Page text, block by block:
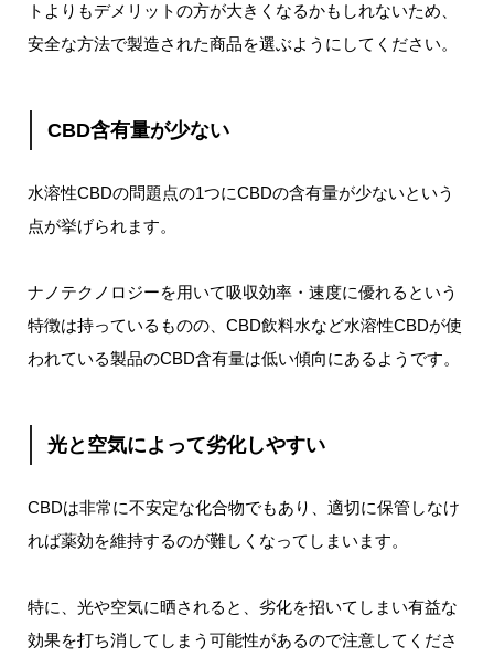
トよりもデメリットの方が大きくなるかもしれないため、
安全な方法で製造された商品を選ぶようにしてください。
CBD含有量が少ない
水溶性CBDの問題点の1つにCBDの含有量が少ないという
点が挙げられます。
ナノテクノロジーを用いて吸収効率・速度に優れるという
特徴は持っているものの、CBD飲料水など水溶性CBDが使
われている製品のCBD含有量は低い傾向にあるようです。
光と空気によって劣化しやすい
CBDは非常に不安定な化合物でもあり、適切に保管しなけ
れば薬効を維持するのが難しくなってしまいます。
特に、光や空気に晒されると、劣化を招いてしまい有益な
効果を打ち消してしまう可能性があるので注意してくださ